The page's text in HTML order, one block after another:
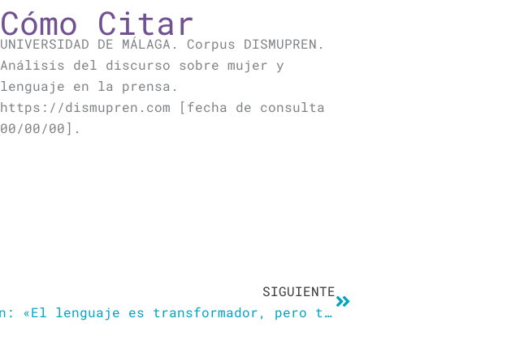
Cómo Citar
UNIVERSIDAD DE MÁLAGA. Corpus DISMUPREN.
Análisis del discurso sobre mujer y
lenguaje en la prensa.
https://dismupren.com [fecha de consulta
00/00/00].
SIGUIENTE
Rebeca Marín: «El lenguaje es transformador, pero también es sexista y racista»